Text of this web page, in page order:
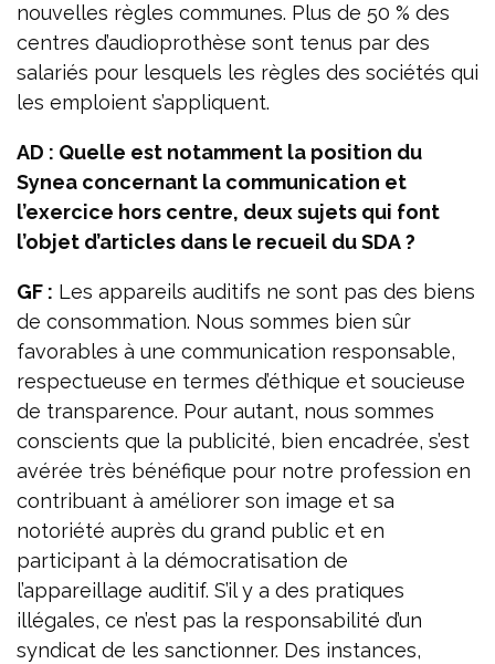
nouvelles règles communes. Plus de 50 % des
centres d’audioprothèse sont tenus par des
salariés pour lesquels les règles des sociétés qui
les emploient s’appliquent.
AD : Quelle est notamment la position du
Synea concernant la communication et
l’exercice hors centre, deux sujets qui font
l’objet d’articles dans le recueil du SDA ?
GF : Les appareils auditifs ne sont pas des biens
de consommation. Nous sommes bien sûr
favorables à une communication responsable,
respectueuse en termes d’éthique et soucieuse
de transparence. Pour autant, nous sommes
conscients que la publicité, bien encadrée, s’est
avérée très bénéfique pour notre profession en
contribuant à améliorer son image et sa
notoriété auprès du grand public et en
participant à la démocratisation de
l’appareillage auditif. S’il y a des pratiques
illégales, ce n’est pas la responsabilité d’un
syndicat de les sanctionner. Des instances,